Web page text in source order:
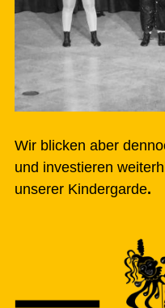
Wir blicken aber
und investieren
unserer Kindergarde.